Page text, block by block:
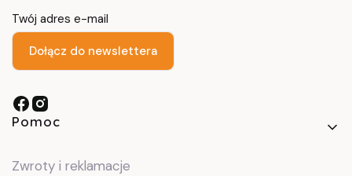
Twój adres e-mail
Dołącz do newslettera
Linki w stopce
Pomoc
Zwroty i reklamacje